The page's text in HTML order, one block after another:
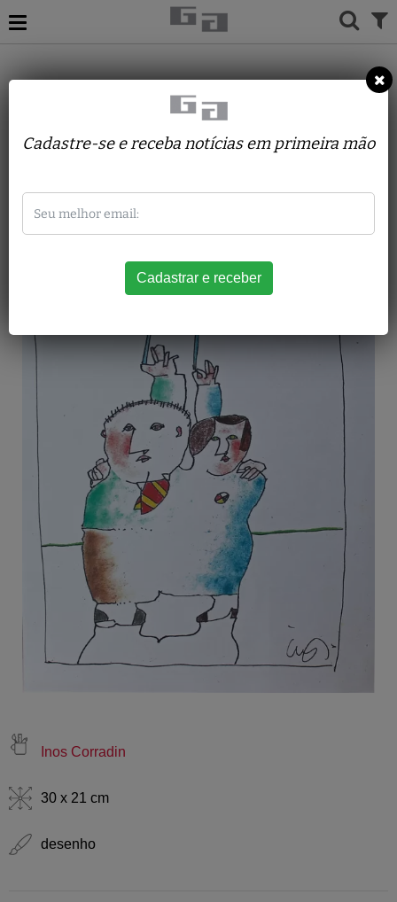
INOS CORRADIN
Boas festas
Inos Corradin
30 x 21 cm
desenho
Cadastre-se e receba notícias em primeira mão